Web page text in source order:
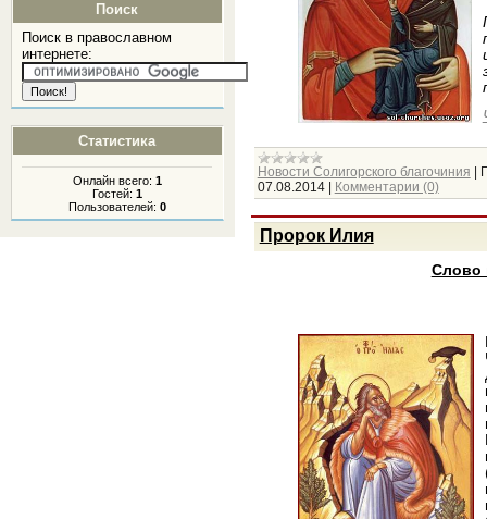
Поиск
Поиск в православном
интернете:
Статистика
Онлайн всего: 1
Гостей: 1
Пользователей: 0
Новости Солигорского благочиния |
07.08.2014 | Комментарии (0)
Пророк Илия
Слово